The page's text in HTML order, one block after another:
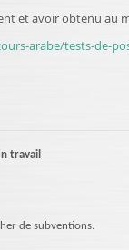
et avoir obtenu au
arabe/tests-de-
travail
de subventions.